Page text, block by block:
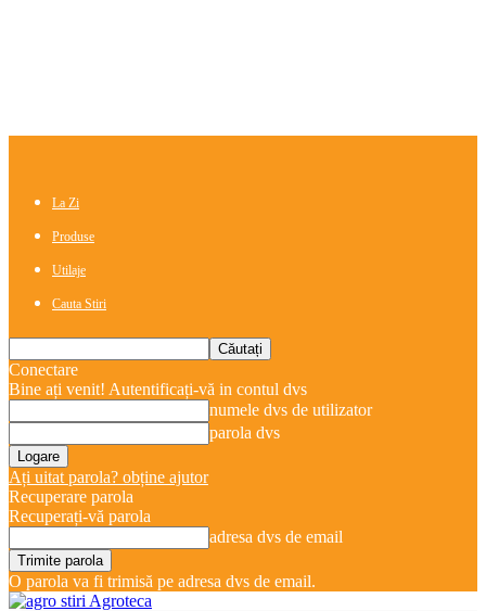
La Zi
Produse
Utilaje
Cauta Stiri
Conectare
Bine ați venit! Autentificați-vă in contul dvs
numele dvs de utilizator
parola dvs
Ați uitat parola? obține ajutor
Recuperare parola
Recuperați-vă parola
adresa dvs de email
O parola va fi trimisă pe adresa dvs de email.
Agroteca